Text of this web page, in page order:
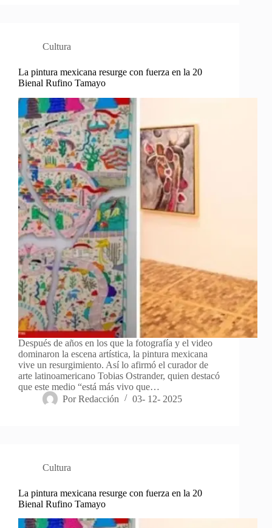
Cultura
La pintura mexicana resurge con fuerza en la 20
Bienal Rufino Tamayo
Después de años en los que la fotografía y el video
dominaron la escena artística, la pintura mexicana
vive un resurgimiento. Así lo afirmó el curador de
arte latinoamericano Tobias Ostrander, quien destacó
que este medio “está más vivo que…
Por Redacción 03- 12- 2025
Cultura
La pintura mexicana resurge con fuerza en la 20
Bienal Rufino Tamayo